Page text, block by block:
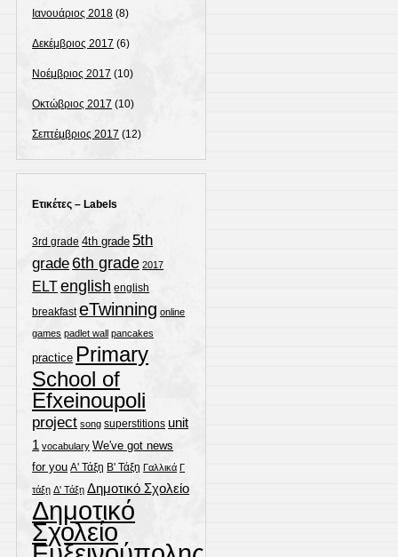
Ιανουάριος 2018 (8)
Δεκέμβριος 2017 (6)
Νοέμβριος 2017 (10)
Οκτώβριος 2017 (10)
Σεπτέμβριος 2017 (12)
Ετικέτες – Labels
3rd grade 4th grade 5th
grade 6th grade 2017
ELTenglish english
breakfast eTwinning online
games padlet wall pancakes
practice Primary
School of
Efxeinoupoli
project song superstitions unit
1 vocabulary We've got news
for you Α' Τάξη Β' Τάξη Γαλλικά Γ
τάξη Δ' Τάξη Δημοτικό Σχολείο
Δημοτικό
Σχολείο